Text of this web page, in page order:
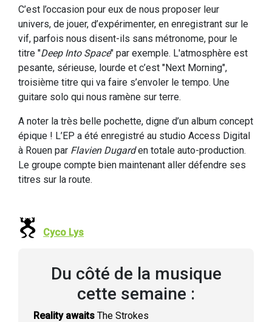
C’est l’occasion pour eux de nous proposer leur
univers, de jouer, d’expérimenter, en enregistrant sur le
vif, parfois nous disent-ils sans métronome, pour le
titre "Deep Into Space" par exemple. L'atmosphère est
pesante, sérieuse, lourde et c’est "Next Morning",
troisième titre qui va faire s’envoler le tempo. Une
guitare solo qui nous ramène sur terre.
A noter la très belle pochette, digne d’un album concept
épique ! L’EP a été enregistré au studio Access Digital
à Rouen par Flavien Dugarden totale auto-production.
Le groupe compte bien maintenant aller défendre ses
titres sur la route.
Cyco Lys
Du côté de la musique
cette semaine :
Reality awaits The Strokes